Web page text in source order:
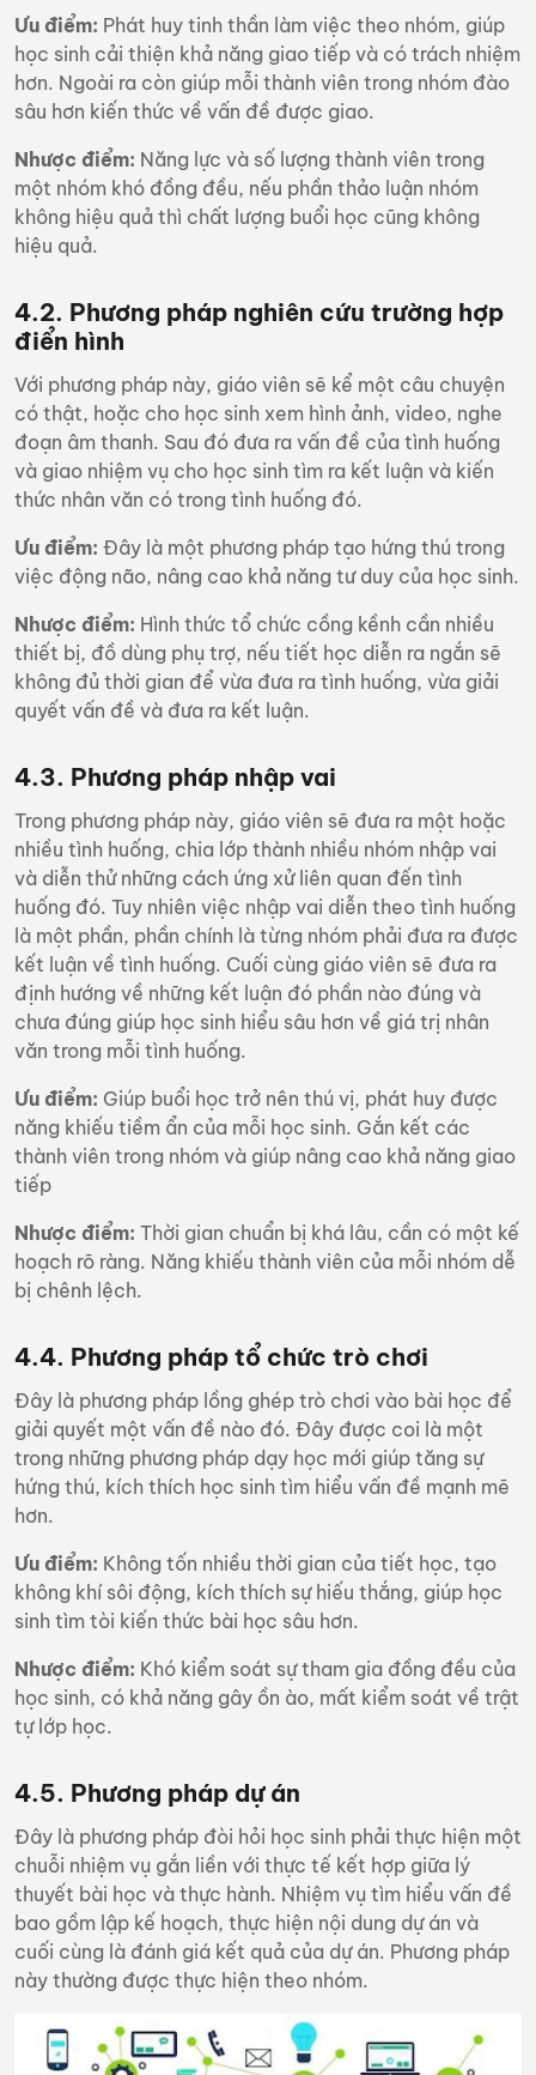
Ưu điểm: Phát huy tinh thần làm việc theo nhóm, giúp
học sinh cải thiện khả năng giao tiếp và có trách nhiệm
hơn. Ngoài ra còn giúp mỗi thành viên trong nhóm đào
sâu hơn kiến thức về vấn đề được giao.
Nhược điểm: Năng lực và số lượng thành viên trong
một nhóm khó đồng đều, nếu phần thảo luận nhóm
không hiệu quả thì chất lượng buổi học cũng không
hiệu quả.
4.2. Phương pháp nghiên cứu trường hợp
điển hình
Với phương pháp này, giáo viên sẽ kể một câu chuyện
có thật, hoặc cho học sinh xem hình ảnh, video, nghe
đoạn âm thanh. Sau đó đưa ra vấn đề của tình huống
và giao nhiệm vụ cho học sinh tìm ra kết luận và kiến
thức nhân văn có trong tình huống đó.
Ưu điểm: Đây là một phương pháp tạo hứng thú trong
việc động não, nâng cao khả năng tư duy của học sinh.
Nhược điểm: Hình thức tổ chức cồng kềnh cần nhiều
thiết bị, đồ dùng phụ trợ, nếu tiết học diễn ra ngắn sẽ
không đủ thời gian để vừa đưa ra tình huống, vừa giải
quyết vấn đề và đưa ra kết luận.
4.3. Phương pháp nhập vai
Trong phương pháp này, giáo viên sẽ đưa ra một hoặc
nhiều tình huống, chia lớp thành nhiều nhóm nhập vai
và diễn thử những cách ứng xử liên quan đến tình
huống đó. Tuy nhiên việc nhập vai diễn theo tình huống
là một phần, phần chính là từng nhóm phải đưa ra được
kết luận về tình huống. Cuối cùng giáo viên sẽ đưa ra
định hướng về những kết luận đó phần nào đúng và
chưa đúng giúp học sinh hiểu sâu hơn về giá trị nhân
văn trong mỗi tình huống.
Ưu điểm: Giúp buổi học trở nên thú vị, phát huy được
năng khiếu tiềm ẩn của mỗi học sinh. Gắn kết các
thành viên trong nhóm và giúp nâng cao khả năng giao
tiếp
Nhược điểm: Thời gian chuẩn bị khá lâu, cần có một kế
hoạch rõ ràng. Năng khiếu thành viên của mỗi nhóm dễ
bị chênh lệch.
4.4. Phương pháp tổ chức trò chơi
Đây là phương pháp lồng ghép trò chơi vào bài học để
giải quyết một vấn đề nào đó. Đây được coi là một
trong những phương pháp dạy học mới giúp tăng sự
hứng thú, kích thích học sinh tìm hiểu vấn đề mạnh mẽ
hơn.
Ưu điểm: Không tốn nhiều thời gian của tiết học, tạo
không khí sôi động, kích thích sự hiếu thắng, giúp học
sinh tìm tòi kiến thức bài học sâu hơn.
Nhược điểm: Khó kiểm soát sự tham gia đồng đều của
học sinh, có khả năng gây ồn ào, mất kiểm soát về trật
tự lớp học.
4.5. Phương pháp dự án
Đây là phương pháp đòi hỏi học sinh phải thực hiện một
chuỗi nhiệm vụ gắn liền với thực tế kết hợp giữa lý
thuyết bài học và thực hành. Nhiệm vụ tìm hiểu vấn đề
bao gồm lập kế hoạch, thực hiện nội dung dự án và
cuối cùng là đánh giá kết quả của dự án. Phương pháp
này thường được thực hiện theo nhóm.